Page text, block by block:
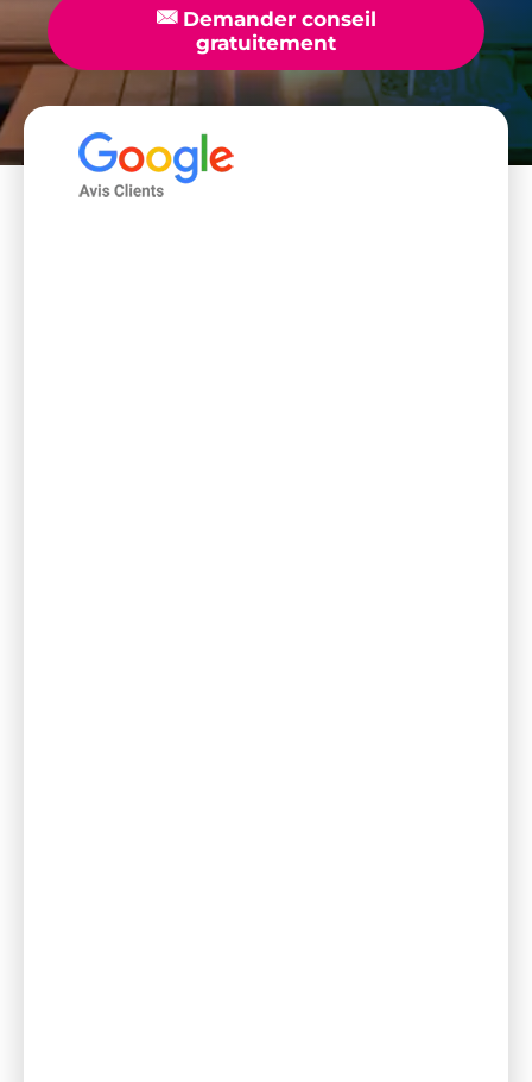
📧Demander conseil
gratuitement